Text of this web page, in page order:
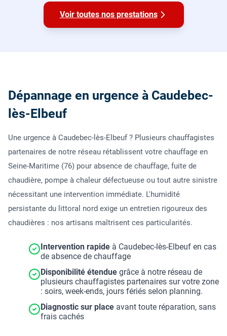
Voir toutes nos prestations
Dépannage en urgence à Caudebec-
lès-Elbeuf
Une urgence à Caudebec-lès-Elbeuf ? Plusieurs chauffagistes
partenaires de notre réseau rétablissent votre chauffage en
Seine-Maritime (76) pour absence de chauffage, fuite de
chaudière, pompe à chaleur défectueuse ou tout autre sinistre
nécessitant une intervention immédiate. L'humidité
persistante du littoral nord exige un entretien rigoureux des
chaudières : nos artisans maîtrisent ces particularités.
Intervention rapide à Caudebec-lès-Elbeuf en cas
de absence de chauffage
Disponibilité étendue grâce à notre réseau de
plusieurs chauffagistes partenaires sur votre zone
: soirs, week-ends, jours fériés selon planning.
Diagnostic sur place avant toute réparation, sans
frais cachés